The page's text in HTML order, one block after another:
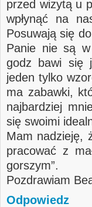
przed wizytą u
wpłynąć na
Posuwają się
Panie nie są
godz bawi się
jeden tylko
ma zabawki,
najbardziej
się swoimi
Mam nadzieję,
pracować z
gorszym”.
Pozdrawiam
Odpowiedz